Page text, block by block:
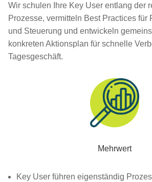
Wir schulen Ihre Key User entlang der
Prozesse, vermitteln Best Practices für
und Steuerung und entwickeln
konkreten Aktionsplan für schnelle
Tagesgeschäft.
Mehrwert
Key User führen eigenständig